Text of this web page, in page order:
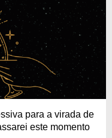
para a virada de
este momento